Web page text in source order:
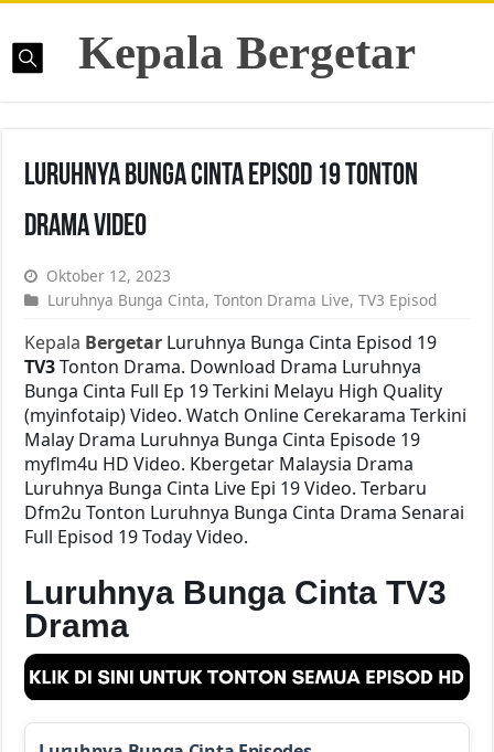
Kepala Bergetar
Luruhnya Bunga Cinta Episod 19 Tonton
Drama Video
Oktober 12, 2023
Luruhnya Bunga Cinta,Tonton Drama Live,TV3 Episod
Kepala Bergetar Luruhnya Bunga Cinta Episod 19
TV3Tonton Drama. Download Drama Luruhnya
Bunga Cinta Full Ep 19 Terkini Melayu High Quality
(myinfotaip) Video. Watch Online Cerekarama Terkini
Malay Drama Luruhnya Bunga Cinta Episode 19
myflm4u HD Video. Kbergetar Malaysia Drama
Luruhnya Bunga Cinta Live Epi 19 Video. Terbaru
Dfm2u Tonton Luruhnya Bunga Cinta Drama Senarai
Full Episod 19 Today Video.
Luruhnya Bunga Cinta TV3
Drama